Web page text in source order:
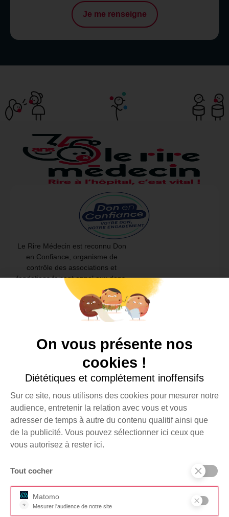
On vous présente nos
cookies !
Diététiques et complétement inoffensifs
Sur ce site, nous utilisons des cookies pour mesurer notre
audience, entretenir la relation avec vous et vous
adresser de temps à autre du contenu qualitif ainsi que
de la publicité. Vous pouvez sélectionner ici ceux que
vous autorisez à rester ici.
Tout cocher
?
Matomo
Mesurer l'audience de notre site
Outil analytique (alternative à Google Analytics) collectant des
Je me renseigne
RESSOURCES
Foire aux questions
Documents
Bâtiment Wikivillage
8 rue de Srebrenica
75020 Paris
+33 (0)1 44 84 40 99
Le Rire Médecin est reconnu Don
en Confiance, organisme de
contrôle des associations et
fondations faisant appel aux dons.
Plus d’infos
donenconfiance.org.
SUIVEZ-NOUS SUR
Je m'inscris à la
newsletter
JE FAIS UN